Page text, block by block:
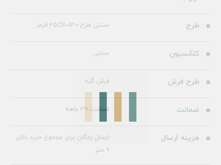
طرح سنتی طرح 25CS0130 قرمز
کلکسیون سنتی
طرح فرش فرش گبه
ضمانت ضمانت 36 ماهه
هزینه ارسال
ارسال رایگان برای مجموع خرید بالای
9 متر